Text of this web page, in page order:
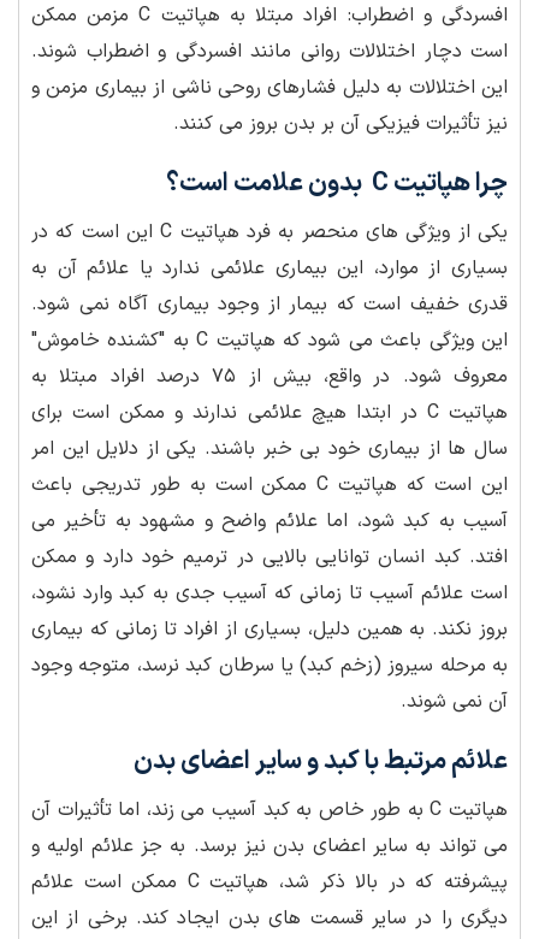
افسردگی و اضطراب: افراد مبتلا به هپاتیت C مزمن ممکن
است دچار اختلالات روانی مانند افسردگی و اضطراب شوند.
این اختلالات به دلیل فشارهای روحی ناشی از بیماری مزمن و
نیز تأثیرات فیزیکی آن بر بدن بروز می کنند.
چرا هپاتیت C بدون علامت است؟
یکی از ویژگی های منحصر به فرد هپاتیت C این است که در
بسیاری از موارد، این بیماری علائمی ندارد یا علائم آن به
قدری خفیف است که بیمار از وجود بیماری آگاه نمی شود.
این ویژگی باعث می شود که هپاتیت C به "کشنده خاموش"
معروف شود. در واقع، بیش از ۷۵ درصد افراد مبتلا به
هپاتیت C در ابتدا هیچ علائمی ندارند و ممکن است برای
سال ها از بیماری خود بی خبر باشند. یکی از دلایل این امر
این است که هپاتیت C ممکن است به طور تدریجی باعث
آسیب به کبد شود، اما علائم واضح و مشهود به تأخیر می
افتد. کبد انسان توانایی بالایی در ترمیم خود دارد و ممکن
است علائم آسیب تا زمانی که آسیب جدی به کبد وارد نشود،
بروز نکند. به همین دلیل، بسیاری از افراد تا زمانی که بیماری
به مرحله سیروز (زخم کبد) یا سرطان کبد نرسد، متوجه وجود
آن نمی شوند.
علائم مرتبط با کبد و سایر اعضای بدن
هپاتیت C به طور خاص به کبد آسیب می زند، اما تأثیرات آن
می تواند به سایر اعضای بدن نیز برسد. به جز علائم اولیه و
پیشرفته که در بالا ذکر شد، هپاتیت C ممکن است علائم
دیگری را در سایر قسمت های بدن ایجاد کند. برخی از این